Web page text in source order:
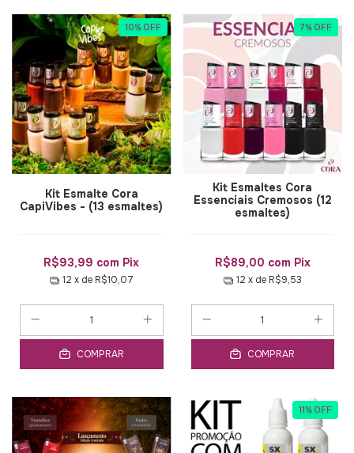
10% OFF
Kit Esmalte Cora
CapiVibes - (13 esmaltes)
R$93,99 com Pix
12 x de R$10,07
COMPRAR
7% OFF
Kit Esmaltes Cora
Essenciais Cremosos (12
esmaltes)
R$89,00 com Pix
12 x de R$9,53
COMPRAR
11% OFF